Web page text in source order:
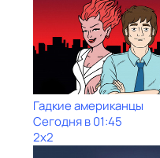
Гадкие американцы
Сегодня в 01:45
2x2